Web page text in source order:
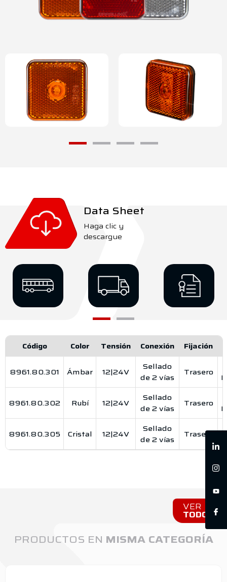
Data Sheet
Haga clic y
descargue
Código Color Tensión Conexión Fijación
8961.80.301 Ámbar 12|24V
Sellado
de 2 vías
Trasero
8961.80.302 Rubí 12|24V
Sellado
de 2 vías
Trasero
8961.80.305 Cristal 12|24V
Sellado
de 2 vías
Trasero
PRODUCTOS EN MISMA CATEGORÍA
VER
TODOS